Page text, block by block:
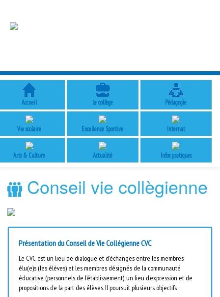
Accueil Le collège Pédagogie
Vie scolaire Excellence Sportive Internat
Arts & Culture Actualité Infos pratiques
Conseil vie collègienne
Présentation du Conseil de Vie Collégienne CVC
Le CVC est un lieu de dialogue et d’échanges entre les membres
élu(e)s (les élèves) et les membres désignés de la communauté
éducative (personnels de l’établissement), un lieu d’expression et de
propositions de la part des élèves. Il poursuit plusieurs objectifs :